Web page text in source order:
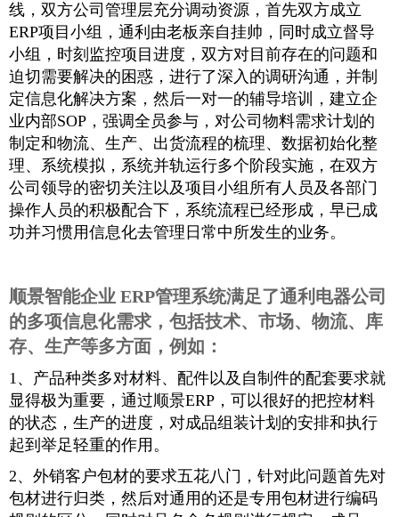
线，双方公司管理层充分调动资源，首先双方成立
ERP项目小组，通利由老板亲自挂帅，同时成立督导
小组，时刻监控项目进度，双方对目前存在的问题和
迫切需要解决的困惑，进行了深入的调研沟通，并制
定信息化解决方案，然后一对一的辅导培训，建立企
业内部SOP，强调全员参与，对公司物料需求计划的
制定和物流、生产、出货流程的梳理、数据初始化整
理、系统模拟，系统并轨运行多个阶段实施，在双方
公司领导的密切关注以及项目小组所有人员及各部门
操作人员的积极配合下，系统流程已经形成，早已成
功并习惯用信息化去管理日常中所发生的业务。
顺景智能企业 ERP管理系统满足了通利电器公司
的多项信息化需求，包括技术、市场、物流、库
存、生产等多方面，例如：
1、产品种类多对材料、配件以及自制件的配套要求就
显得极为重要，通过顺景ERP，可以很好的把控材料
的状态，生产的进度，对成品组装计划的安排和执行
起到举足轻重的作用。
2、外销客户包材的要求五花八门，针对此问题首先对
包材进行归类，然后对通用的还是专用包材进行编码